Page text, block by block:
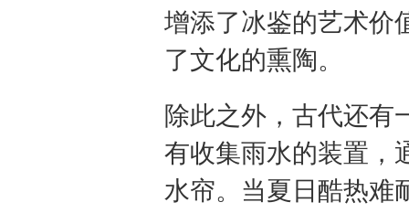
增添了冰鉴的艺术价
了文化的熏陶。
除此之外，古代还有
有收集雨水的装置，
水帘。当夏日酷热难